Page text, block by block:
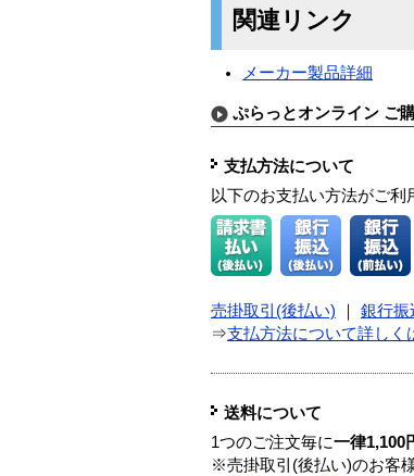
関連リンク
メーカー製品詳細
ぷらっとオンライン ご
支払方法について
以下のお支払い方法がご利
売掛取引(後払い) 銀行振
⇒支払方法について詳しく
送料について
1つのご注文毎に一律1,100
※売掛取引(後払い)のお客